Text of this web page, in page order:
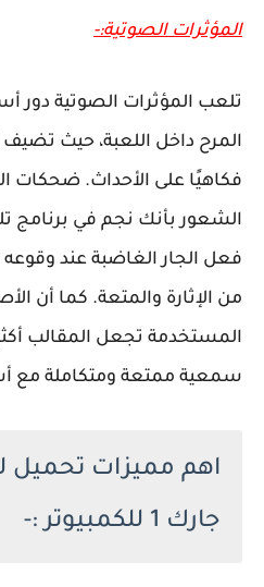
المؤثرات الصوتية:-
تلعب المؤثرات الصوتية دور
المرح داخل اللعبة، حيث تضيف
فكاهيًا على الأحداث. ضحكات
الشعور بأنك نجم في برنامج
فعل الجار الغاضبة عند
من الإثارة والمتعة. كما أن
المستخدمة تجعل المقالب
سمعية ممتعة ومتكاملة مع
اهم مميزات تحميل
جارك 1 للكمبيوتر :-